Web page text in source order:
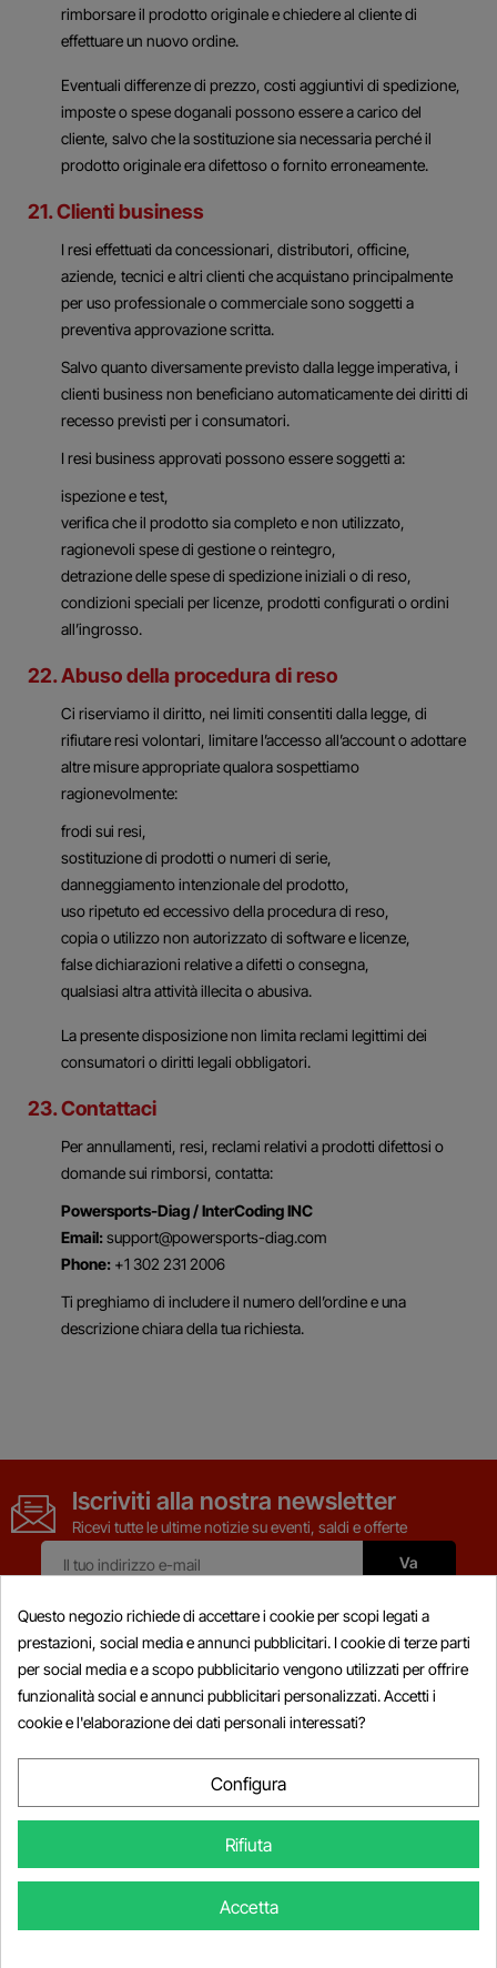
rimborsare il prodotto originale e chiedere al cliente di
effettuare un nuovo ordine.
Eventuali differenze di prezzo, costi aggiuntivi di spedizione,
imposte o spese doganali possono essere a carico del
cliente, salvo che la sostituzione sia necessaria perché il
prodotto originale era difettoso o fornito erroneamente.
21. Clienti business
I resi effettuati da concessionari, distributori, officine,
aziende, tecnici e altri clienti che acquistano principalmente
per uso professionale o commerciale sono soggetti a
preventiva approvazione scritta.
Salvo quanto diversamente previsto dalla legge imperativa, i
clienti business non beneficiano automaticamente dei diritti di
recesso previsti per i consumatori.
I resi business approvati possono essere soggetti a:
ispezione e test,
verifica che il prodotto sia completo e non utilizzato,
ragionevoli spese di gestione o reintegro,
detrazione delle spese di spedizione iniziali o di reso,
condizioni speciali per licenze, prodotti configurati o ordini
all’ingrosso.
22. Abuso della procedura di reso
Ci riserviamo il diritto, nei limiti consentiti dalla legge, di
rifiutare resi volontari, limitare l’accesso all’account o adottare
altre misure appropriate qualora sospettiamo
ragionevolmente:
frodi sui resi,
sostituzione di prodotti o numeri di serie,
danneggiamento intenzionale del prodotto,
uso ripetuto ed eccessivo della procedura di reso,
copia o utilizzo non autorizzato di software e licenze,
false dichiarazioni relative a difetti o consegna,
qualsiasi altra attività illecita o abusiva.
La presente disposizione non limita reclami legittimi dei
consumatori o diritti legali obbligatori.
23. Contattaci
Per annullamenti, resi, reclami relativi a prodotti difettosi o
domande sui rimborsi, contatta:
Powersports-Diag / InterCoding INC
Email:support@powersports-diag.com
Phone: +1 302 231 2006
Ti preghiamo di includere il numero dell’ordine e una
descrizione chiara della tua richiesta.
Iscriviti alla nostra newsletter
Ricevi tutte le ultime notizie su eventi, saldi e offerte
Prodotti
Informazioni
Informazioni Sul Negozio 
© Copyright 2026 Powersports-diag.com (Intercoding INC), Tutti i
diritti riservati.
Questo negozio richiede di accettare i cookie per scopi legati a
prestazioni, social media e annunci pubblicitari. I cookie di terze parti
per social media e a scopo pubblicitario vengono utilizzati per offrire
funzionalità social e annunci pubblicitari personalizzati. Accetti i
cookie e l'elaborazione dei dati personali interessati?
Configura
Rifiuta
Accetta